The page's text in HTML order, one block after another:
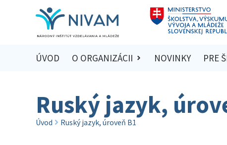
ÚVOD O ORGANIZÁCII NOVINKY PRE
Ruský jazyk,
Úvod Ruský jazyk, úroveň B1